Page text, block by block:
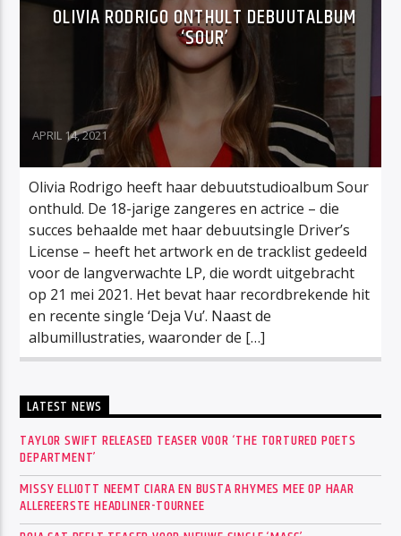
OLIVIA RODRIGO ONTHULT DEBUUTALBUM
‘SOUR’
APRIL 14, 2021
Olivia Rodrigo heeft haar debuutstudioalbum Sour
onthuld. De 18-jarige zangeres en actrice – die
succes behaalde met haar debuutsingle Driver’s
License – heeft het artwork en de tracklist gedeeld
voor de langverwachte LP, die wordt uitgebracht
op 21 mei 2021. Het bevat haar recordbrekende hit
en recente single ‘Deja Vu’. Naast de
albumillustraties, waaronder de […]
LATEST NEWS
TAYLOR SWIFT RELEASED TEASER VOOR ‘THE TORTURED POETS
DEPARTMENT’
MISSY ELLIOTT NEEMT CIARA EN BUSTA RHYMES MEE OP HAAR
ALLEREERSTE HEADLINER-TOURNEE